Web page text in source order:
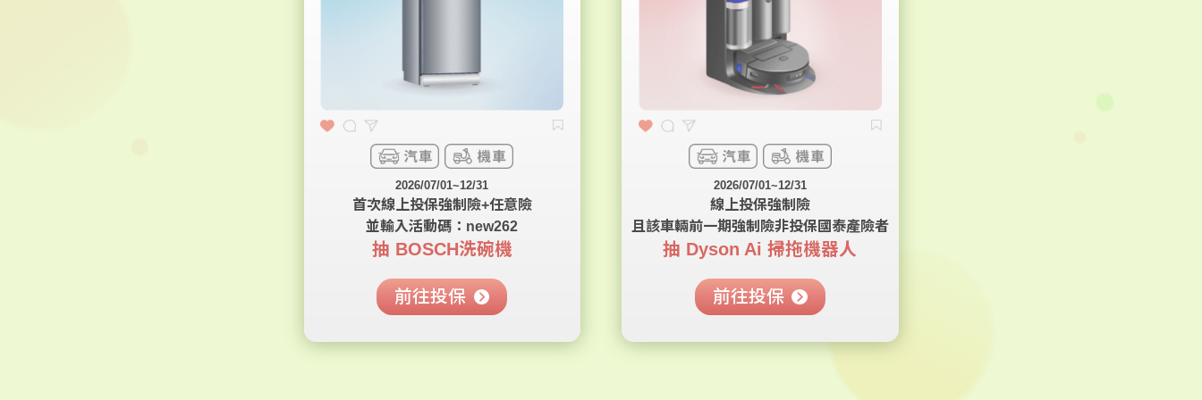
2026/07/01~12/31
首次線上投保強制險+任意險
並輸入活動碼：new262
抽 BOSCH洗碗機
前往投保
2026/07/01~12/31
線上投保強制險
且該車輛前一期強制險非投保國泰產險者
抽 Dyson Ai 掃拖機器人
前往投保